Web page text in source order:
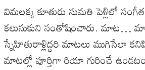
విమలక్కకూతురు సుమతిపెళ్లిలో సంగీత
కలుసుకుని సంతోషించారు. మాట…
స్నేహితురాళ్లిద్దరిమాటలు ముగిసేలా
మాటల్లో పూర్తిగారియాగురించే ఉండటం